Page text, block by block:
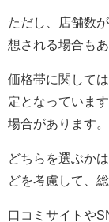
ただし、店舗数
想される場合もあ
価格帯に関して
定となっていま
場合があります。
どちらを選ぶか
どを考慮して、
口コミサイトや